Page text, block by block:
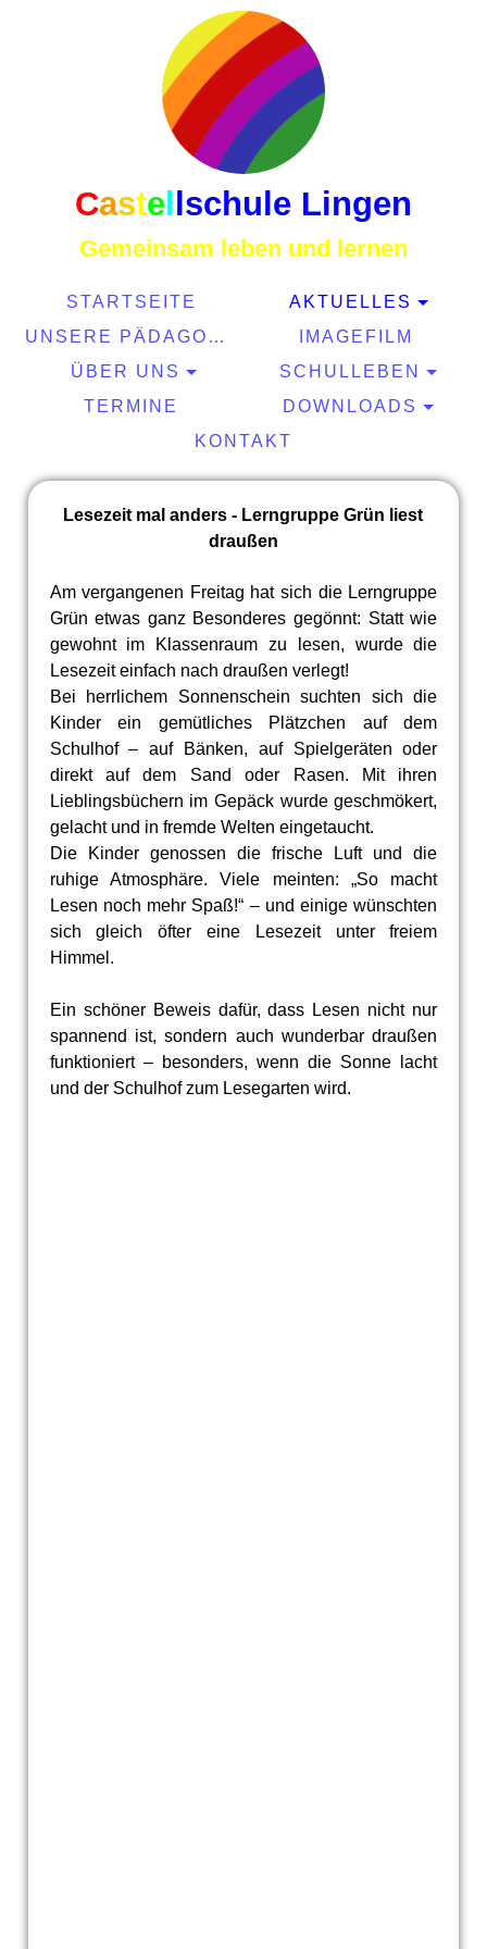
Castel schule Lingen
Gemeinsam leben und lernen
STARTSEITE
AKTUELLES
UNSERE PÄDAGOGIK
IMAGEFILM
ÜBER UNS
SCHULLEBEN
TERMINE
DOWNLOADS
KONTAKT
Lesezeit mal anders - Lerngruppe Grün liest
draußen
Am vergangenen Freitag hat sich die Lerngruppe
Grün etwas ganz Besonderes gegönnt: Statt wie
gewohnt im Klassenraum zu lesen, wurde die
Lesezeit einfach nach draußen verlegt!
Bei herrlichem Sonnenschein suchten sich die
Kinder ein gemütliches Plätzchen auf dem
Schulhof – auf Bänken, auf Spielgeräten oder
direkt auf dem Sand oder Rasen. Mit ihren
Lieblingsbüchern im Gepäck wurde geschmökert,
gelacht und in fremde Welten eingetaucht.
Die Kinder genossen die frische Luft und die
ruhige Atmosphäre. Viele meinten: „So macht
Lesen noch mehr Spaß!“ – und einige wünschten
sich gleich öfter eine Lesezeit unter freiem
Himmel.
Ein schöner Beweis dafür, dass Lesen nicht nur
spannend ist, sondern auch wunderbar draußen
funktioniert – besonders, wenn die Sonne lacht
und der Schulhof zum Lesegarten wird.